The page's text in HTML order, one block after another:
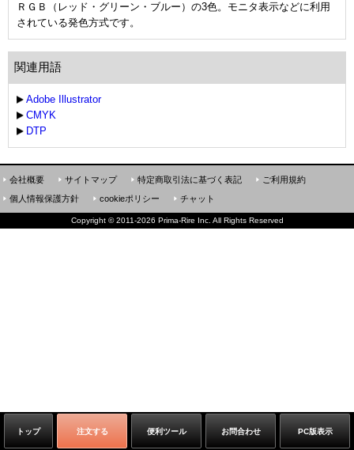
ＲＧＢ（レッド・グリーン・ブルー）の3色。モニタ表示などに利用
されている発色方式です。
関連用語
Adobe Illustrator
CMYK
DTP
トップ 注文する 便利ツール お問合わせ PC版表示
会社概要 サイトマップ 特定商取引法に基づく表記
ご利用規約
個人情報保護方針
cookieポリシー チャット
Copyright ©2011-2026 Prima-Rire Inc. All Rights Reserved